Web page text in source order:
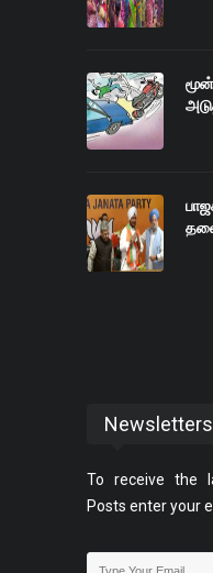
Newsletters
To receive the
Posts enter your